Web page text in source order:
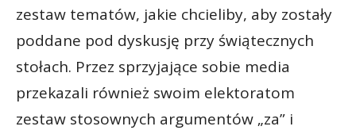
zestaw tematów, jakie chcieliby, aby zostały
poddane pod dyskusję przy świątecznych
stołach. Przez sprzyjające sobie media
przekazali również swoim elektoratom
zestaw stosownych argumentów „za” i